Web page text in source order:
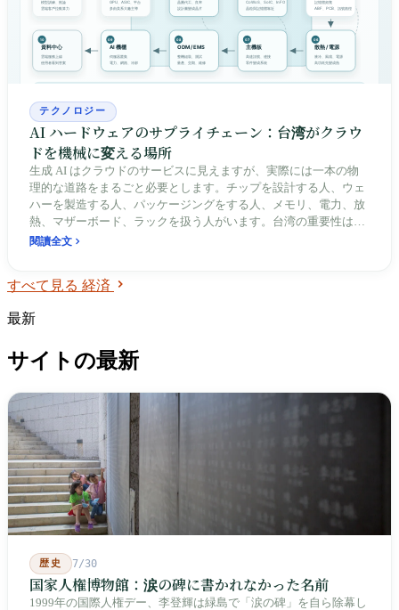
れられないことは、台湾が決定権を持つことと同じではありませ
テクノロジー
AI ハードウェアのサプライチェーン：台湾がクラウ
ドを機械に変える場所
生成 AI はクラウドのサービスに見えますが、実際には一本の物
理的な道路をまるごと必要とします。チップを設計する人、ウェ
ハーを製造する人、パッケージングをする人、メモリ、電力、放
熱、マザーボード、ラックを扱う人がいます。台湾の重要性は
TSMC だけにあるのではなく、この道路の上にある多くの重要な
での工場建設、地政学的リスクを伴い、抽象的なスローガンを検
閱讀全文
すべて見る 経済
最新
サイトの最新
歴史 7/30
国家人権博物館：涙の碑に書かれなかった名前
1999年の国際人権デー、李登輝は緑島で「涙の碑」を自ら除幕し